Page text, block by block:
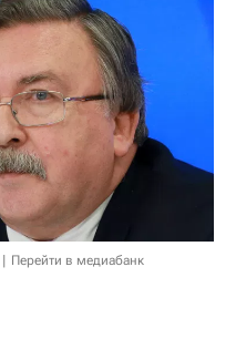
Перейти в медиабанк